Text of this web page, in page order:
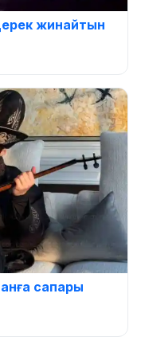
жинайтын
сапары